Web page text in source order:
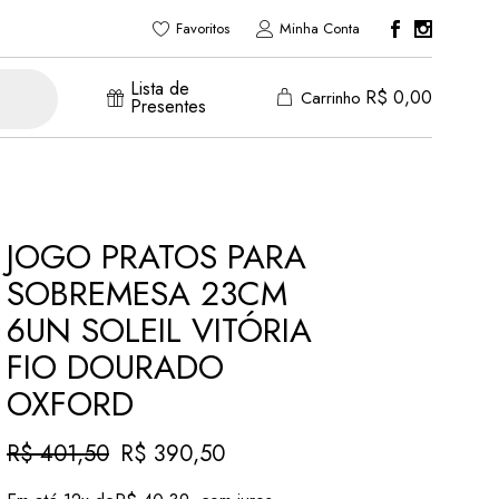
Favoritos Minha Conta
Lista de
Presentes Carrinho R$ 0,00
JOGO PRATOS PARA
SOBREMESA 23CM
6UN SOLEIL VITÓRIA
FIO DOURADO
OXFORD
R$401,50
O
preço
R$ 390,50
O
preço